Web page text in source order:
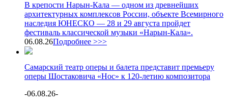
В крепости Нарын-Кала — одном из древнейших
архитектурных комплексов России, объекте Всемирного
наследия ЮНЕСКО — 28 и 29 августа пройдет
фестиваль классической музыки «Нарын-Кала».
06.08.26Подробнее >>>
Самарский театр оперы и балета представит премьеру
оперы Шостаковича «Нос» к 120-летию композитора
-06.08.26-